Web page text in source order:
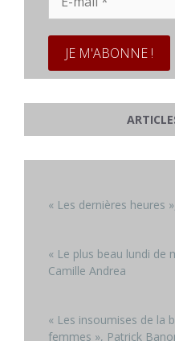
mail
« Les dernières heures
« Le plus beau lundi de
Camille Andrea
« Les insoumises de la
femmes », Patrick